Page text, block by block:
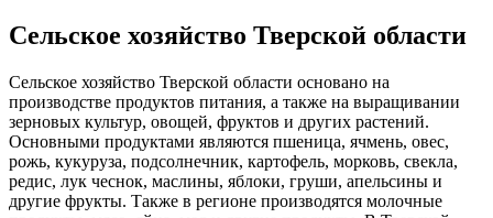
Сельское хозяйство Тверской области
Сельское хозяйство Тверской области основано на
производстве продуктов питания, а также на выращивании
зерновых культур, овощей, фруктов и других растений.
Основными продуктами являются пшеница, ячмень, овес,
рожь, кукуруза, подсолнечник, картофель, морковь, свекла,
редис, лук чеснок, маслины, яблоки, груши, апельсины и
другие фрукты. Также в регионе производятся молочные